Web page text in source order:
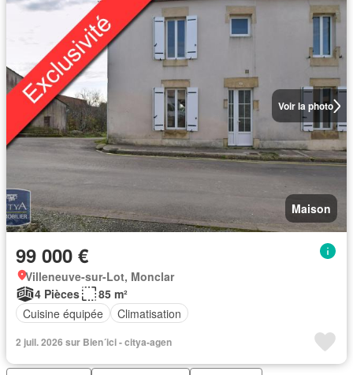
Voir la photo
Maison
99 000 €
Villeneuve-sur-Lot, Monclar
4 Pièces
85 m²
Cuisine équipée
Climatisation
2 juil. 2026 sur Bien´ici - citya-agen